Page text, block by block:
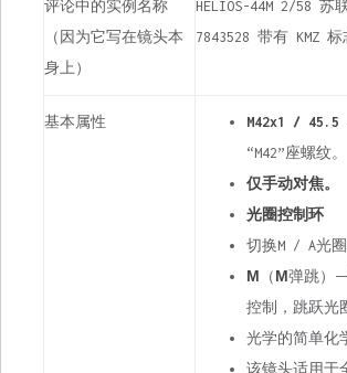
评论中的实例名称
（因为它写在镜头本
身上）
HELIOS-44M 2/58 苏
7843528 带有 KMZ 标
基本属性 M42x1 / 45.5
“M42”座螺纹。
仅手动对焦。
光圈控制环
切换M / A光圈
М （ М弹跳）
控制，跳跃光
光学的简单化
该镜头适用于